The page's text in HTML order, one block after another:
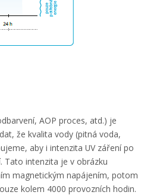
AOP proces, atd.) je
že kvalita vody (pitná voda,
aby i intenzita UV záření po
Tato intenzita je v obrázku
magnetickým napájením, potom
kolem 4000 provozních hodin.